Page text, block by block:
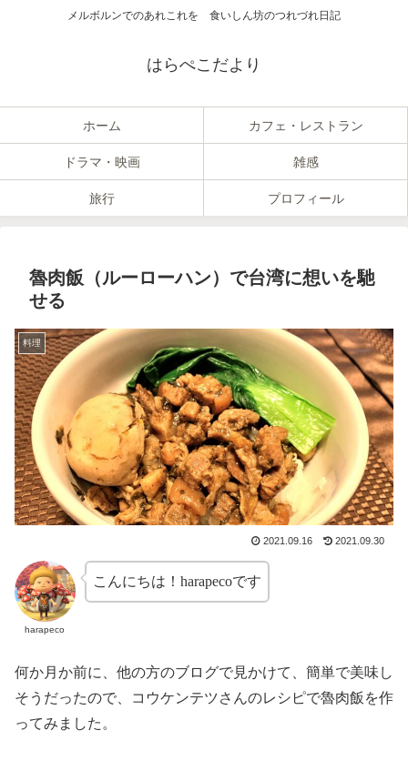
メルボルンでのあれこれを 食いしん坊のつれづれ日記
はらぺこだより
ホーム カフェ・レストラン
ドラマ・映画 雑感
旅行 プロフィール
魯肉飯（ルーローハン）で台湾に想いを馳
せる
料理
2021.09.16 2021.09.30
harapeco
こんにちは！harapecoです
何か月か前に、他の方のブログで見かけて、簡単で美味し
そうだったので、コウケンテツさんのレシピで魯肉飯を作
ってみました。